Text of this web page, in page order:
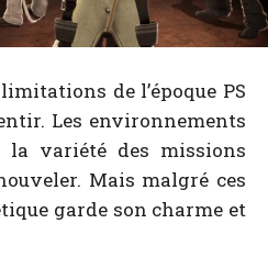
de l’époque PS
Les environnements
la variété des missions
Mais malgré ces
garde son charme et